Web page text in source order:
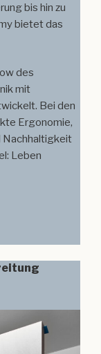
bis hin zu
bietet das
des
mit
Bei den
Ergonomie,
Nachhaltigkeit
Leben